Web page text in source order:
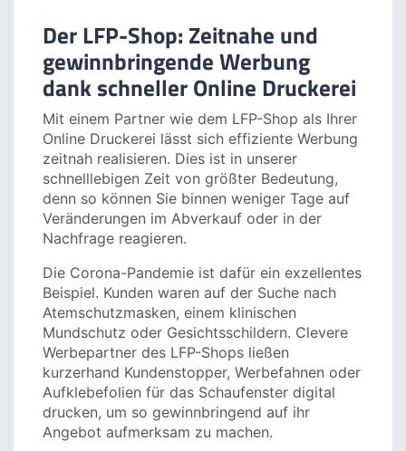
Druck online zu beauftragen war noch nie so
einfach.
Der LFP-Shop: Zeitnahe und
gewinnbringende Werbung
dank schneller Online Druckerei
Mit einem Partner wie dem LFP-Shop als Ihrer
zeitnah realisieren. Dies ist in unserer
schnelllebigen Zeit von größter Bedeutung,
denn so können Sie binnen weniger Tage auf
Veränderungen im Abverkauf oder in der
Nachfrage reagieren.
Die Corona-Pandemie ist dafür ein exzellentes
Beispiel. Kunden waren auf der Suche nach
Atemschutzmasken, einem klinischen